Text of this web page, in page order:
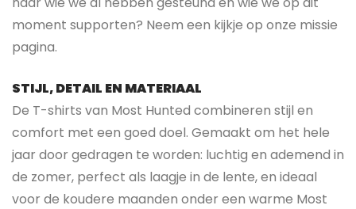
moment supporten? Neem een kijkje op onze missie
pagina.
STIJL, DETAIL EN MATERIAAL
De T-shirts van Most Hunted combineren stijl en
comfort met een goed doel. Gemaakt om het hele
jaar door gedragen te worden: luchtig en ademend in
de zomer, perfect als laagje in de lente, en ideaal
voor de koudere maanden onder een warme Most